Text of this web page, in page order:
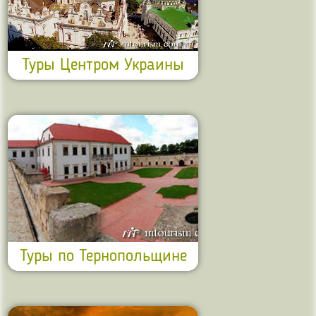
Туры Центром Украины
Туры по Тернопольщине